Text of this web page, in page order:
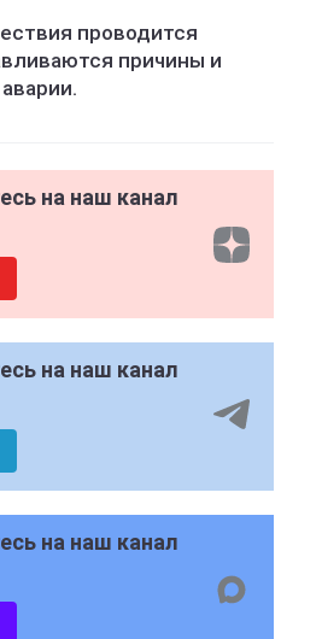
проводится
причины и
на наш канал
на наш канал
на наш канал